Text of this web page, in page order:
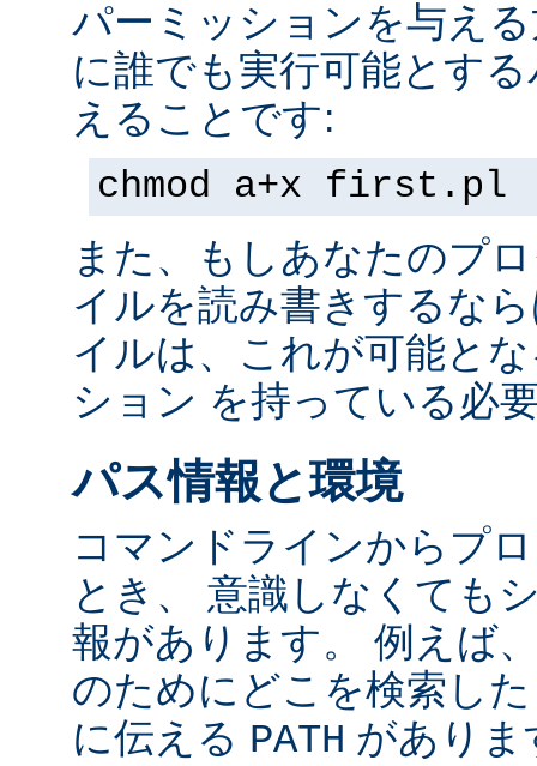
パーミッションを与え
に誰でも実行可能とす
えることです:
chmod a+x first.pl
また、もしあなたのプ
イルを読み書きするな
イルは、これが可能と
ション を持っている必
パス情報と環境
コマンドラインからプ
とき、 意識しなくても
報があります。 例えば
のためにどこを検索し
に伝える PATH がありま